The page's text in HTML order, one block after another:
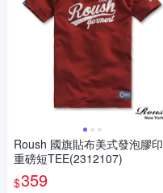
Roush 國旗貼布美式發泡膠印
重磅短TEE(2312107)
$359